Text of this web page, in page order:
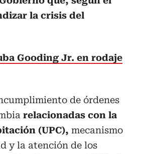
la crisis del
Gooding Jr. en rodaje
de órdenes
relacionadas con la
(UPC), mecanismo
y la atención de los